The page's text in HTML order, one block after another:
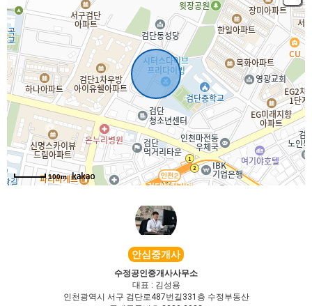
100m
남서
북동
, KnWorks
안심중개사
수정공인중개사사무소
대표 : 김성용
인천광역시 서구 검단로487번길331층 수정부동산